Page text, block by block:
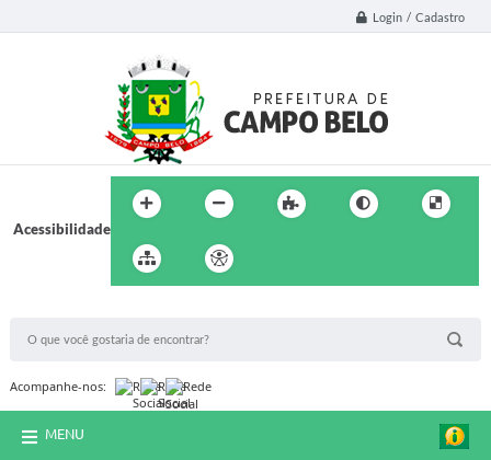
Login / Cadastro
Acessibilidade
Acompanhe-nos:
MENU